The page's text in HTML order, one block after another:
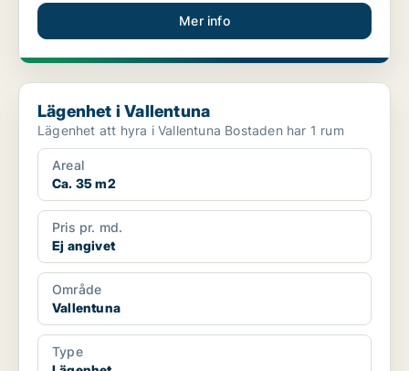
Mer info
Lägenhet i Vallentuna
Lägenhet i Vallentuna
Lägenhet att hyra i Vallentuna Bostaden har 1 rum
Areal
Ca. 35 m2
Pris pr. md.
Ej angivet
Område
Vallentuna
Type